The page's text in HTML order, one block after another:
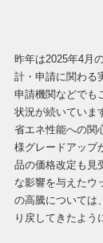
昨年は2025年4月
計・申請に関わる
申請機関などでも
状況が続いていま
省エネ性能への関
様グレードアップ
品の価格改定も見
な影響を与えたウ
の高騰については
り戻してきたよう